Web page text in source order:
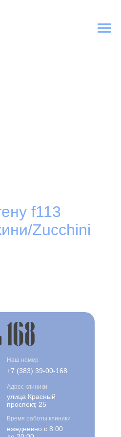
f113
Zucchini
+7 (383) 39-00-168
Наш номер
ежедневно с 8:00
Время работы клиники
Адрес клиники
улица Красный
проспект, 25